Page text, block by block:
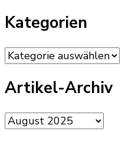
Kategorien
Kategorien
Artikel-Archiv
Artikel-
Archiv